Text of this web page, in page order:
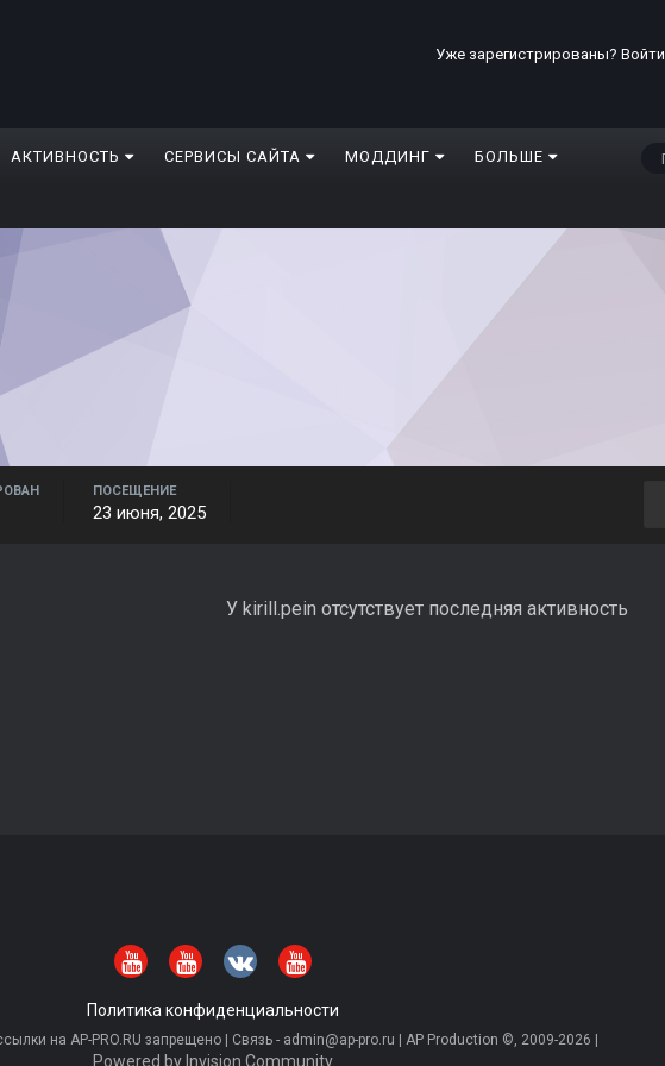
Уже зарегистрированы? Войти
АКТИВНОСТЬ СЕРВИСЫ САЙТА МОДДИНГ БОЛЬШЕ
ПОСЕЩЕНИЕ
23 июня, 2025
У kirill.pein отсутствует последняя активность
Политика конфиденциальности
на AP-PRO.RU запрещено | Связь - admin@ap-pro.ru | AP Production ©, 2009-2026 |
Powered by Invision Community